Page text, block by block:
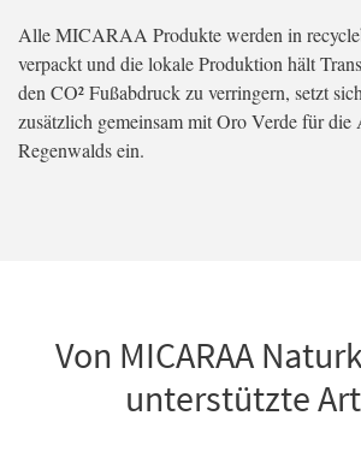
Alle MICARAA Produkte werden in
verpackt und die lokale Produktion hält
den CO² Fußabdruck zu verringern, setzt
zusätzlich gemeinsam mit Oro Verde für die
Regenwalds ein.
Von MICARAA
unterstützte